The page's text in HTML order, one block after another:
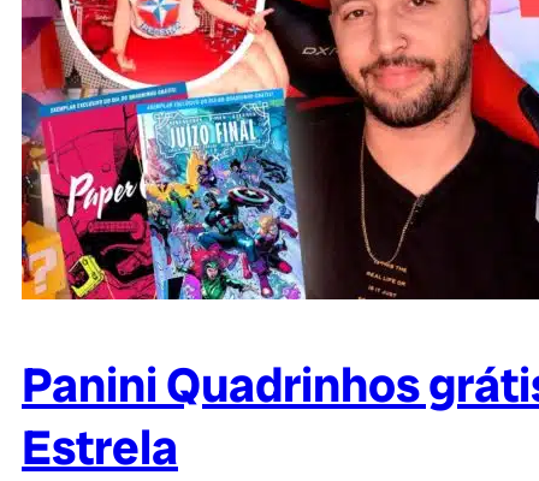
Panini Quadrinhos
Estrela